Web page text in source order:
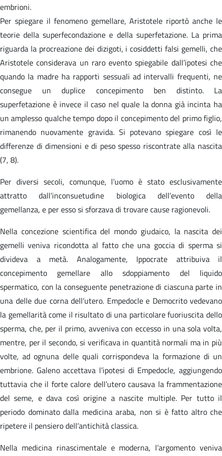
embrioni.
Per spiegare il fenomeno gemellare, Aristotele riportò anche le
teorie della superfecondazione e della superfetazione. La prima
riguarda la procreazione dei dizigoti, i cosiddetti falsi gemelli, che
Aristotele considerava un raro evento spiegabile dall’ipotesi che
quando la madre ha rapporti sessuali ad intervalli frequenti, ne
consegue un duplice concepimento ben distinto. La
superfetazione è invece il caso nel quale la donna già incinta ha
un amplesso qualche tempo dopo il concepimento del primo figlio,
rimanendo nuovamente gravida. Si potevano spiegare così le
differenze di dimensioni e di peso spesso riscontrate alla nascita
(7, 8).
Per diversi secoli, comunque, l’uomo è stato esclusivamente
attratto dall’inconsuetudine biologica dell’evento della
gemellanza, e per esso si sforzava di trovare cause ragionevoli.
Nella concezione scientifica del mondo giudaico, la nascita dei
gemelli veniva ricondotta al fatto che una goccia di sperma si
divideva a metà. Analogamente, Ippocrate attribuiva il
concepimento gemellare allo sdoppiamento del liquido
spermatico, con la conseguente penetrazione di ciascuna parte in
una delle due corna dell’utero. Empedocle e Democrito vedevano
la gemellarità come il risultato di una particolare fuoriuscita dello
sperma, che, per il primo, avveniva con eccesso in una sola volta,
mentre, per il secondo, si verificava in quantità normali ma in più
volte, ad ognuna delle quali corrispondeva la formazione di un
embrione. Galeno accettava l’ipotesi di Empedocle, aggiungendo
tuttavia che il forte calore dell’utero causava la frammentazione
del seme, e dava così origine a nascite multiple. Per tutto il
periodo dominato dalla medicina araba, non si è fatto altro che
ripetere il pensiero dell’antichità classica.
Nella medicina rinascimentale e moderna, l’argomento veniva